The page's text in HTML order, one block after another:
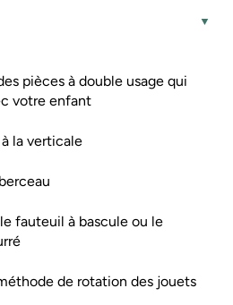
pièces à double usage qui
votre enfant
la verticale
fauteuil à bascule ou le
de rotation des jouets